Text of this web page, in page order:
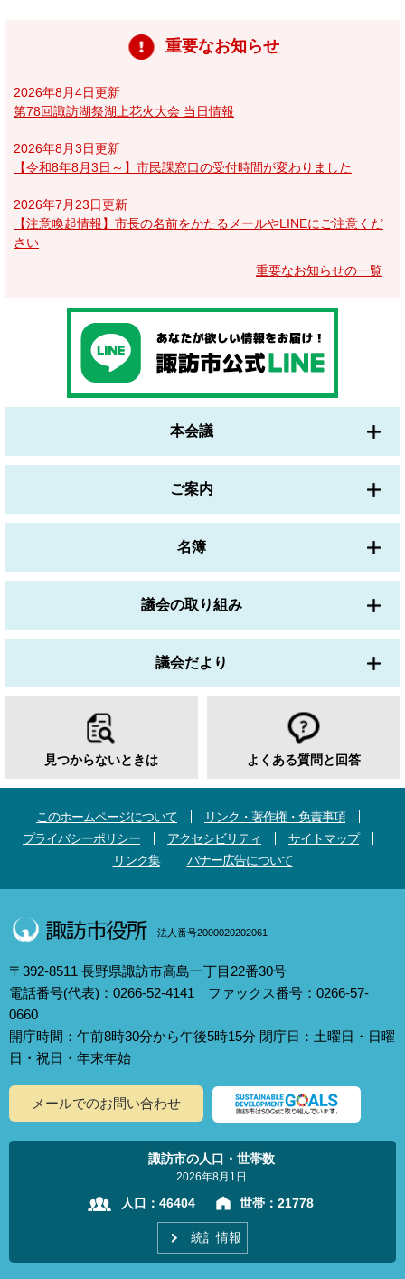
重要なお知らせ
2026年8月4日更新
第78回諏訪湖祭湖上花火大会 当日情報
2026年8月3日更新
【令和8年8月3日～】市民課窓口の受付時間が変わりました
2026年7月23日更新
【注意喚起情報】市長の名前をかたるメールやLINEにご注意くだ
さい
重要なお知らせの一覧
本会議
ご案内
名簿
議会の取り組み
議会だより
見つからないときは よくある質問と回答
このホームページについて
リンク・著作権・免責事項
プライバシーポリシー
アクセシビリティ
サイトマップ
リンク集
バナー広告について
法人番号2000020202061
〒392-8511 長野県諏訪市高島一丁目22番30号
電話番号(代表)：0266-52-4141 ファックス番号：0266-57-
0660
開庁時間：午前8時30分から午後5時15分 閉庁日：土曜日・日曜
日・祝日・年末年始
メールでのお問い合わせ
諏訪市の人口・世帯数
2026年8月1日
人口： 46404 世帯： 21778
統計情報